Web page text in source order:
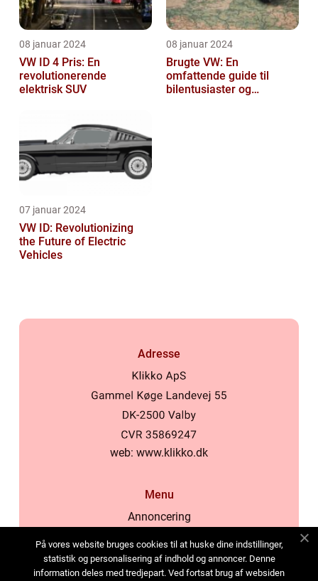
08 januar 2024
VW ID 4 Pris: En
revolutionerende
elektrisk SUV
08 januar 2024
Brugte VW: En
omfattende guide til
bilentusiaster og
07 januar 2024
VW ID: Revolutionizing
the Future of Electric
Vehicles
Adresse
web: www.klikko.dk
Menu
Annoncering
Cookies
Kontakt os
På vores website bruges cookies til at huske dine indstillinger,
statistik og personalisering af indhold og annoncer. Denne
information deles med tredjepart. Ved fortsat brug af websiden